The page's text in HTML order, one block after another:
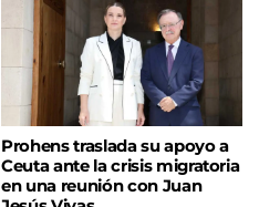
Prohens traslada su apoyo a
Ceuta ante la crisis migratoria
en una reunión con Juan